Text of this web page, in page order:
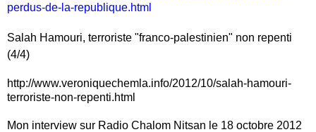
perdus-de-la-republique.html
Salah Hamouri, terroriste "franco-palestinien" non repenti
(4/4)
http://www.veroniquechemla.info/2012/10/salah-hamouri-
terroriste-non-repenti.html
Mon interview sur Radio Chalom Nitsan le 18 octobre 2012